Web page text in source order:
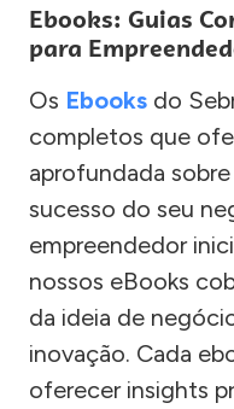
Ebooks: Guias
para
Os Ebooks do
completos que
aprofundada
sucesso do seu
empreendedor
nossos eBooks
da ideia de
inovação. Cada
oferecer insights